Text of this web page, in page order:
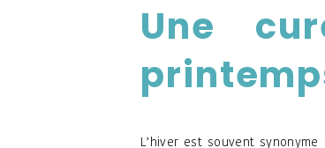
Une
L’hiver est souvent